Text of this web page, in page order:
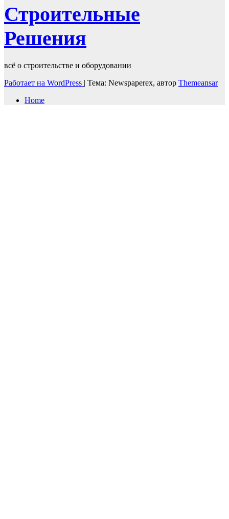
Строительные
Решения
всё о строительстве и оборудовании
Работает на WordPress | Тема: Newspaperex, автор Themeansar
Home